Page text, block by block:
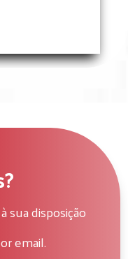
sua disposição
email.